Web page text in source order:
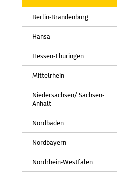
Berlin-Brandenburg
Hansa
Hessen-Thüringen
Mittelrhein
Niedersachsen/ Sachsen-
Anhalt
Nordbaden
Nordbayern
Nordrhein-Westfalen